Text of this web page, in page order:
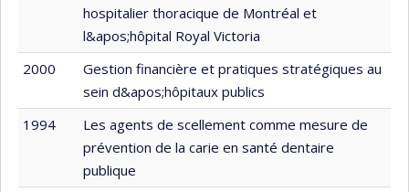
hospitalier thoracique de Montréal et
l&apos;hôpital Royal Victoria
2000
Gestion financière et pratiques stratégiques au
sein d&apos;hôpitaux publics
1994
Les agents de scellement comme mesure de
prévention de la carie en santé dentaire
publique